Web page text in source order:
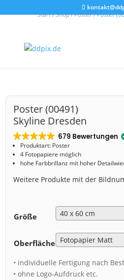
Start/Shop/Poster/ Poster
Poster (00491)
Skyline Dresden
679 Bewertungen
Produktart: Poster
4 Fotopapiere möglich
hohe Farbbrillanz mit hoher
Weitere Produkte mit der
Größe
Oberfläche
• individuelle Fertigung nach
• ohne Logo-Aufdruck etc.